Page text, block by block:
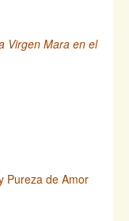
Virgen Mara en el
Pureza de Amor